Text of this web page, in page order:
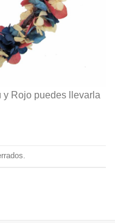
y Rojo puedes llevarla